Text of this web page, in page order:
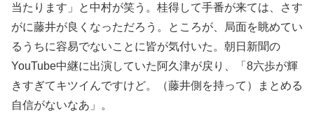
当たります」と中村が笑う。桂得して手番が来ては、さす
がに藤井が良くなっただろう。ところが、局面を眺めてい
るうちに容易でないことに皆が気付いた。朝日新聞の
YouTube中継に出演していた阿久津が戻り、「8六歩が輝
きすぎてキツイんですけど。（藤井側を持って）まとめる
自信がないなあ」。